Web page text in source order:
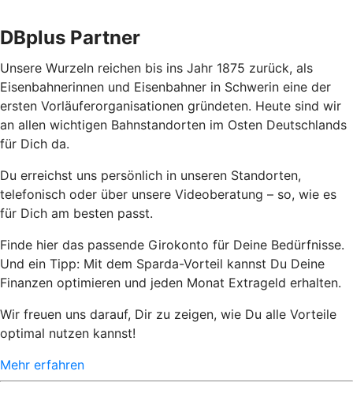
DBplus Partner
Unsere Wurzeln reichen bis ins Jahr 1875 zurück, als
Eisenbahnerinnen und Eisenbahner in Schwerin eine der
ersten Vorläuferorganisationen gründeten. Heute sind wir
an allen wichtigen Bahnstandorten im Osten Deutschlands
für Dich da.
Du erreichst uns persönlich in unseren Standorten,
telefonisch oder über unsere Videoberatung – so, wie es
für Dich am besten passt.
Finde hier das passende Girokonto für Deine Bedürfnisse.
Und ein Tipp: Mit dem Sparda-Vorteil kannst Du Deine
Finanzen optimieren und jeden Monat Extrageld erhalten.
Wir freuen uns darauf, Dir zu zeigen, wie Du alle Vorteile
optimal nutzen kannst!
Mehr erfahren